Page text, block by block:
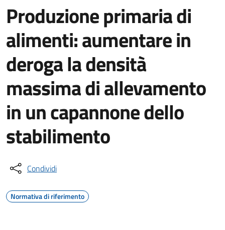
Produzione primaria di
alimenti: aumentare in
deroga la densità
massima di allevamento
in un capannone dello
stabilimento
Condividi
Normativa di riferimento